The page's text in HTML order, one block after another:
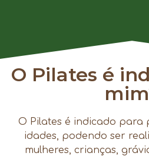
O Pilates é
O Pilates é indicado para
idades, podendo ser
mulheres, crianças,